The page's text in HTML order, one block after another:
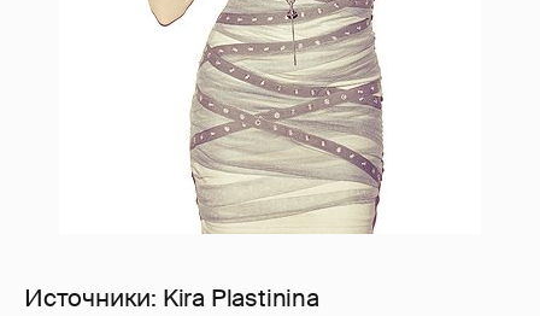
Источники: Kira Plastinina